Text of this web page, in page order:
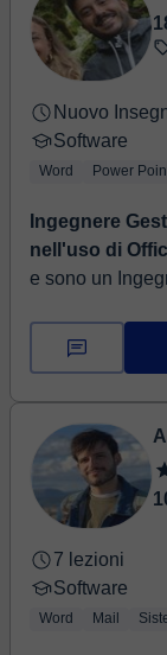
Nuovo
Software
Word Power
Ingegnere
nell'uso di
e sono un
ad aumentare ...
7 lezioni
Software
Word Mail